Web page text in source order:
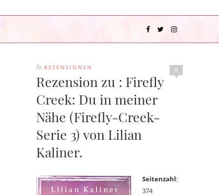
0
In REZENSIONEN
Rezension zu : Firefly
Creek: Du in meiner
Nähe (Firefly-Creek-
Serie 3) von Lilian
Kaliner.
Seitenzahl:
374